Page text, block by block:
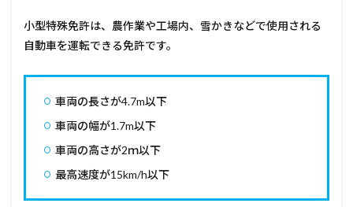
小型特殊免許は、農作業や工場内、雪かきなどで使用される
自動車を運転できる免許です。
車両の長さが4.7m以下
車両の幅が1.7m以下
車両の高さが2ｍ以下
最高速度が15km/h以下